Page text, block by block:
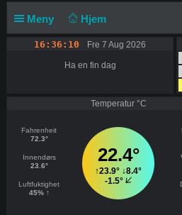
Meny Hjem
16:36:10 Fre 7 Aug 2026
Ha en fin dag
Temperatur °C
Fahrenheit
72.3°
Innendørs
23.6°
Luftfuktighet
45% ↑
22.4°
↑23.9° ↓8.4°
-1.5°